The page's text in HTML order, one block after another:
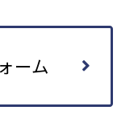
ーム